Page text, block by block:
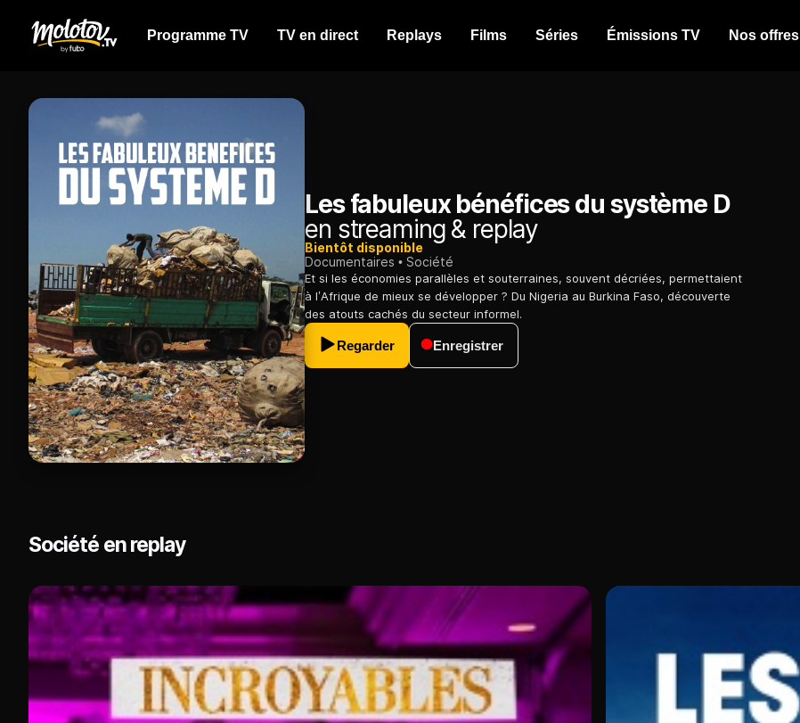
Programme TV TV en direct Replays Films Séries Émissions TV Nos offres
Les fabuleux bénéfices du système D
en streaming & replay
Bientôt disponible
Documentaires
Société
Et si les économies parallèles et souterraines, souvent décriées, permettaient
à l’Afrique de mieux se développer ? Du Nigeria au Burkina Faso, découverte
des atouts cachés du secteur informel.
Regarder Enregistrer
Société en replay